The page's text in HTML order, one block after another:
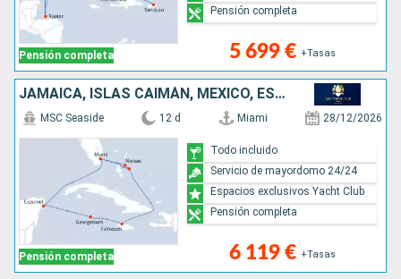
Pensión completa 5 699 € +Tasas
Pensión completa
JAMAICA, ISLAS CAIMÁN, MÉXICO, ESTADOS UNIDOS, BAHAMAS
Pensión completa
MSC Seaside 12 d Miami 28/12/2026
6 119 € +Tasas
Todo incluido
Servicio de mayordomo 24/24
Espacios exclusivos Yacht Club
Pensión completa